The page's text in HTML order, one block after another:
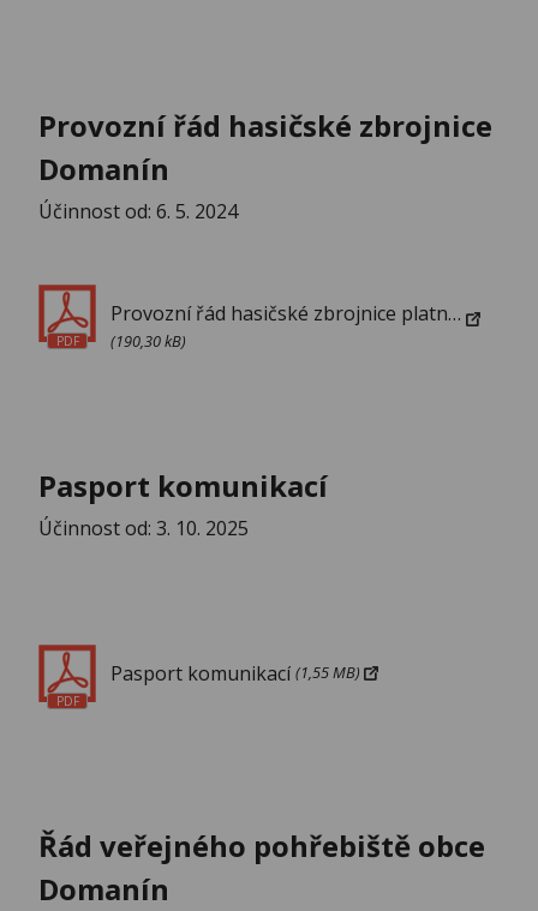
Provozní řád hasičské zbrojnice
Domanín
Účinnost od: 6. 5. 2024
Provozní řád hasičské zbrojnice platný od 6. 5. 2024
(190,30 kB)
PDF
Pasport komunikací
Účinnost od: 3. 10. 2025
Pasport komunikací (1,55 MB)
PDF
Řád veřejného pohřebiště obce
Domanín